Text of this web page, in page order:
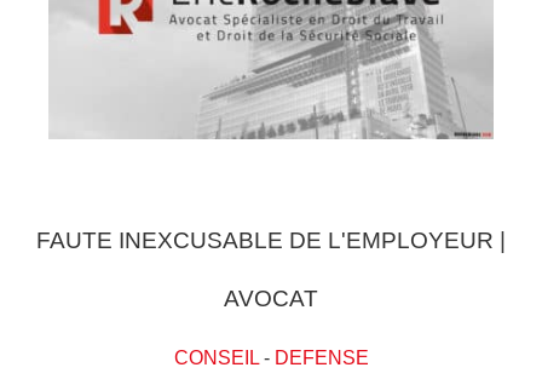
FAUTE INEXCUSABLE DE L'EMPLOYEUR |
AVOCAT
CONSEIL- DEFENSE